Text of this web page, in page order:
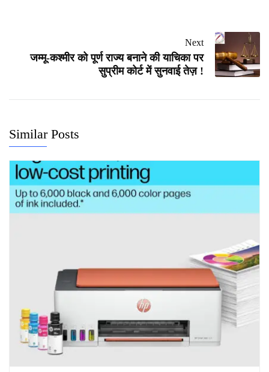
Next
जम्मू-कश्मीर को पूर्ण राज्य बनाने की याचिका पर
सुप्रीम कोर्ट में सुनवाई तेज़ !
Similar Posts